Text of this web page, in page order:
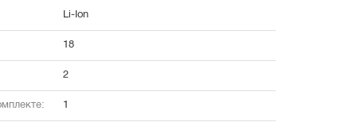
Li-Ion
18
2
1